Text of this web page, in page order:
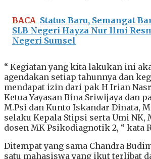
BACA Status Baru, Semangat
SLB Negeri Hayza Nur Ilmi
Negeri Sumsel
“ Kegiatan yang kita lakukan ini
agendakan setiap tahunnya dan
mendapat izin dari pak H Irian
Ketua Yayasan Bina Sriwijaya dan
M.Psi dan Kunto Iskandar Dinata,
selaku Kepala Stipsi serta Umi NK,
dosen MK Psikodiagnotik 2, “ kata
Ditempat yang sama Chandra
satu mahasiswa yang ikut terlibat